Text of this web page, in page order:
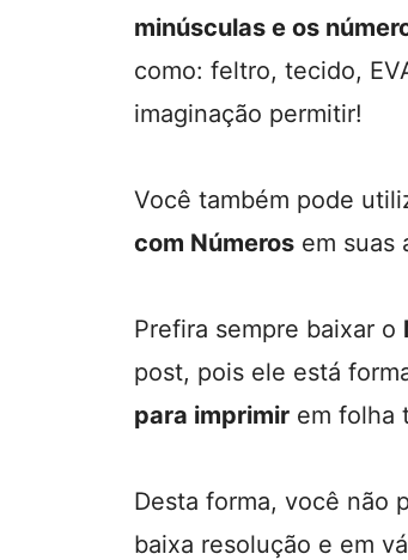
minúsculas e os
como: feltro, tecido,
imaginação permitir!
Você também pode
com Números em suas
Prefira sempre baixar o
post, pois ele está
para imprimir em folha
Desta forma, você não
baixa resolução e em